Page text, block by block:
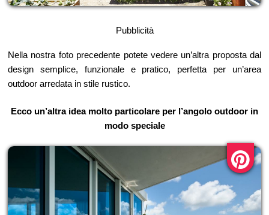
Pubblicità
Nella nostra foto precedente potete vedere un’altra proposta dal
design semplice, funzionale e pratico, perfetta per un’area
outdoor arredata in stile rustico.
Ecco un’altra idea molto particolare per l’angolo outdoor in
modo speciale